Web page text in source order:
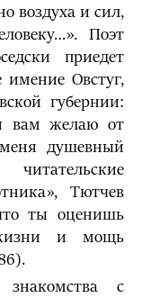
воздуха и сил,
Поэт
приедет
имение Овстуг,
губернии:
вам желаю от
душевный
Тютчев
ты оценишь
и мощь
с